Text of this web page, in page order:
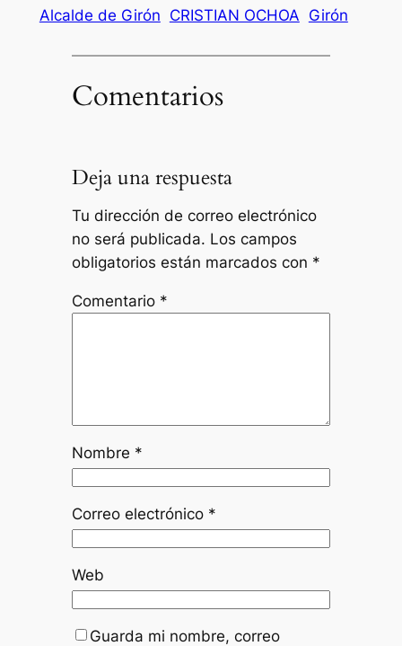
Alcalde de Girón CRISTIAN OCHOA Girón
Comentarios
Deja una respuesta
Tu dirección de correo electrónico
no será publicada. Los campos
obligatorios están marcados con *
Comentario *
Nombre *
Correo electrónico *
Web
Guarda mi nombre, correo